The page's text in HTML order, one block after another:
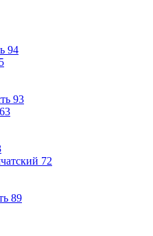
94
93
63
72
89